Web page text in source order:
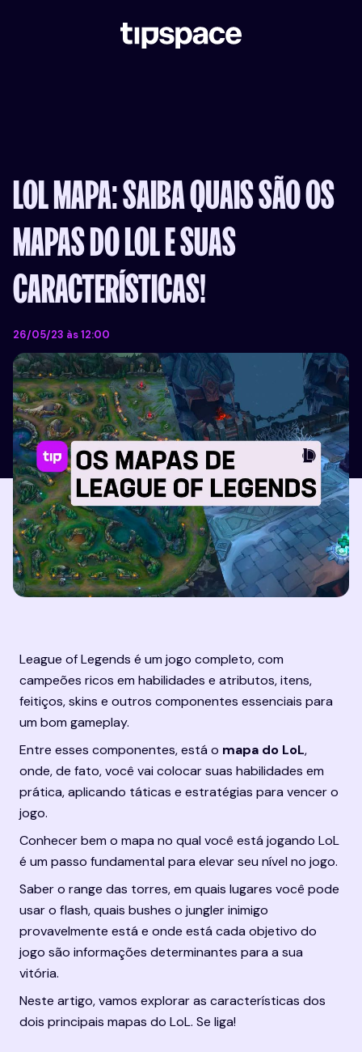
CADASTRO
DOWNLOAD
LOL MAPA: SAIBA QUAIS SÃO OS
MAPAS DO LOL E SUAS
CARACTERÍSTICAS!
26/05/23 às 12:00
League of Legends é um jogo completo, com
campeões ricos em habilidades e atributos, itens,
feitiços, skins e outros componentes essenciais para
um bom gameplay.
Entre esses componentes, está o mapa do LoL,
onde, de fato, você vai colocar suas habilidades em
prática, aplicando táticas e estratégias para vencer o
jogo.
Conhecer bem o mapa no qual você está jogando LoL
é um passo fundamental para elevar seu nível no jogo.
Saber o range das torres, em quais lugares você pode
usar o flash, quais bushes o jungler inimigo
provavelmente está e onde está cada objetivo do
jogo são informações determinantes para a sua
vitória.
Neste artigo, vamos explorar as características dos
dois principais mapas do LoL. Se liga!